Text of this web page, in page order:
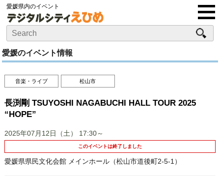
愛媛県内のイベント
愛媛のイベント情報
音楽・ライブ 松山市
長渕剛 TSUYOSHI NAGABUCHI HALL TOUR 2025
“HOPE”
2025年07月12日（土） 17:30～
このイベントは終了しました
愛媛県県民文化会館 メインホール（松山市道後町2-5-1）